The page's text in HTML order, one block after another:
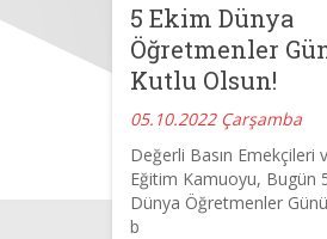
5 Ekim Dünya
Öğretmenler
Kutlu Olsun!
05.10.2022 Çarşamba
Değerli Basın Emekçileri
Eğitim Kamuoyu, Bugün
Dünya Öğretmenler
b